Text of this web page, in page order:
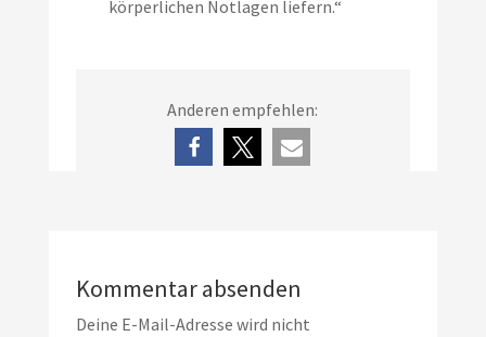
körperlichen Notlagen liefern.“
Anderen empfehlen:
Kommentar absenden
Deine E-Mail-Adresse wird nicht